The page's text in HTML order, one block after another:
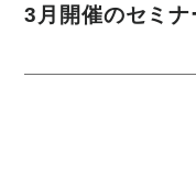
3月開催のセミナ